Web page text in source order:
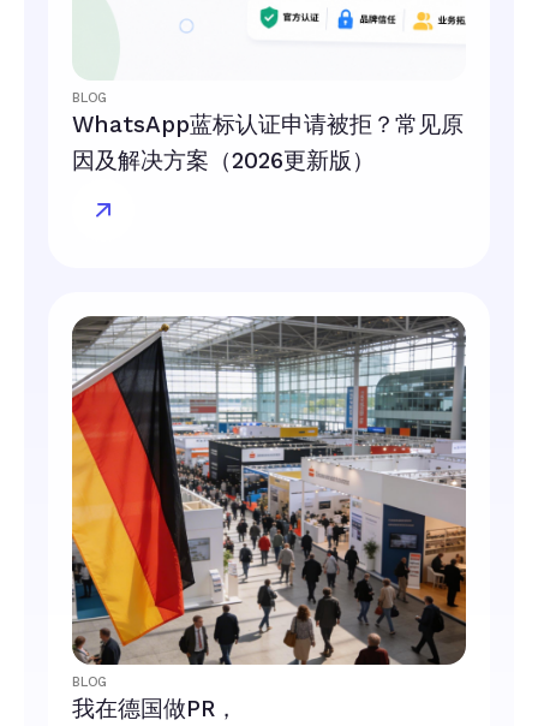
BLOG
WhatsApp蓝标认证申请被拒？常见原
因及解决方案（2026更新版）
BLOG
我在德国做PR，